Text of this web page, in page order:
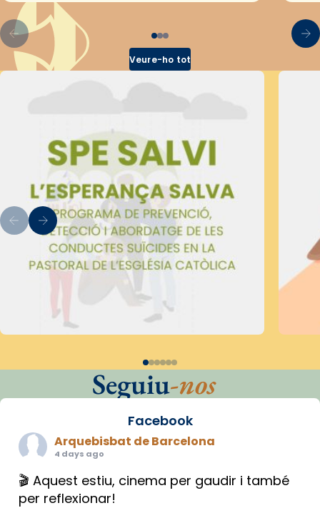
Veure-ho tot
Seguiu-nos
Facebook
Arquebisbat de Barcelona
4 days ago
🎬 Aquest estiu, cinema per gaudir i també
per reflexionar!